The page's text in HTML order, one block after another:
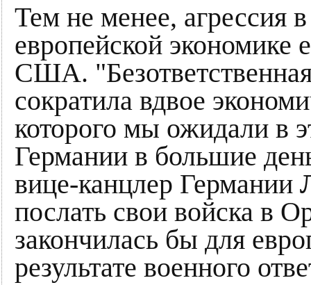
Тем не менее, агрессия
европейской экономике
США.
сократила вдвое
которого мы ожидали в
Германии в большие
вице-канцлер Германии
послать свои войска в
закончилась бы для
результате военного